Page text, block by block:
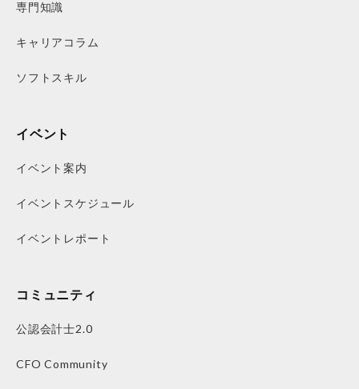
専門知識
キャリアコラム
ソフトスキル
イベント
イベント案内
イベントスケジュール
イベントレポート
コミュニティ
公認会計士2.0
CFO Community